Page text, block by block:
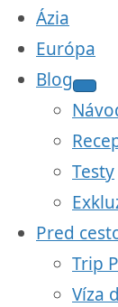
Ázia
Európa
Blog
Testy
Pred
Trip
Víza